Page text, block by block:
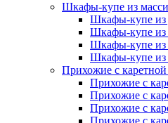
Шкафы-купе из
Шкафы-купе из
Шкафы-купе из
Шкафы-купе из
Шкафы-купе из
Прихожие с каретной
Прихожие с
Прихожие с
Прихожие с
Прихожие с